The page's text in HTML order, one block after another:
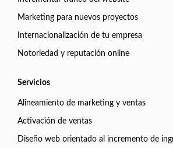
Marketing para nuevos proyectos
Internacionalización de tu empresa
Notoriedad y reputación online
Servicios
Alineamiento de marketing y ventas
Activación de ventas
Diseño web orientado al incremento de